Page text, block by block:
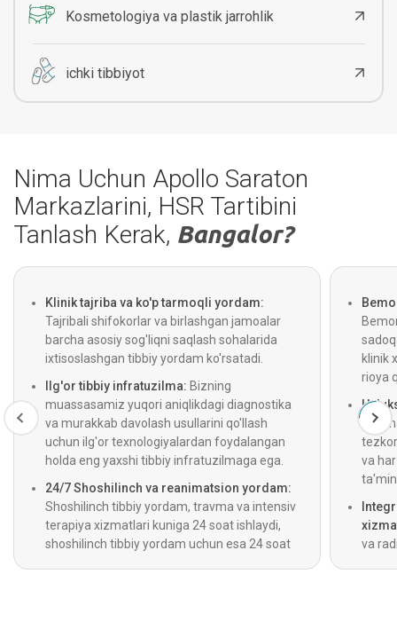
Kosmetologiya va plastik jarrohlik
ichki tibbiyot
Nima Uchun Apollo Saraton
Markazlarini, HSR Tartibini
Tanlash Kerak, Bangalor?
Klinik tajriba va ko'p tarmoqli yordam:
Tajribali shifokorlar va birlashgan jamoalar
barcha asosiy sog'liqni saqlash sohalarida
ixtisoslashgan tibbiy yordam ko'rsatadi.
Ilg'or tibbiy infratuzilma: Bizning
muassasamiz yuqori aniqlikdagi diagnostika
va murakkab davolash usullarini qo'llash
uchun ilg'or texnologiyalardan foydalangan
holda eng yaxshi tibbiy infratuzilmaga ega.
24/7 Shoshilinch va reanimatsion yordam:
Shoshilinch tibbiy yordam, travma va intensiv
terapiya xizmatlari kuniga 24 soat ishlaydi,
shoshilinch tibbiy yordam uchun esa 24 soat
klinik
rioya
va
va